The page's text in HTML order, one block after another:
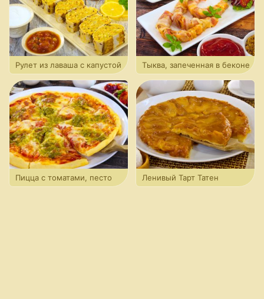
Рулет из лаваша с капустой Тыква, запеченная в беконе
Пицца с томатами, песто
Ленивый Тарт Татен